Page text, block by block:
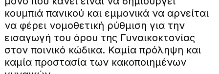
κουμπιά πανικού και εμμονικά να αρνείται
να φέρει νομοθετική ρύθμιση για την
εισαγωγή του όρου της Γυναικοκτονίας
στον ποινικό κώδικα. Καμία πρόληψη και
καμία προστασία των κακοποιημένων